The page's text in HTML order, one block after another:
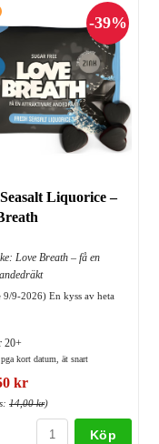
Liquorice –
Love Breath – få en
9/9-2026) En kyss av heta
20+
kort datum, ät snart
kr
14,00 kr)
Köp